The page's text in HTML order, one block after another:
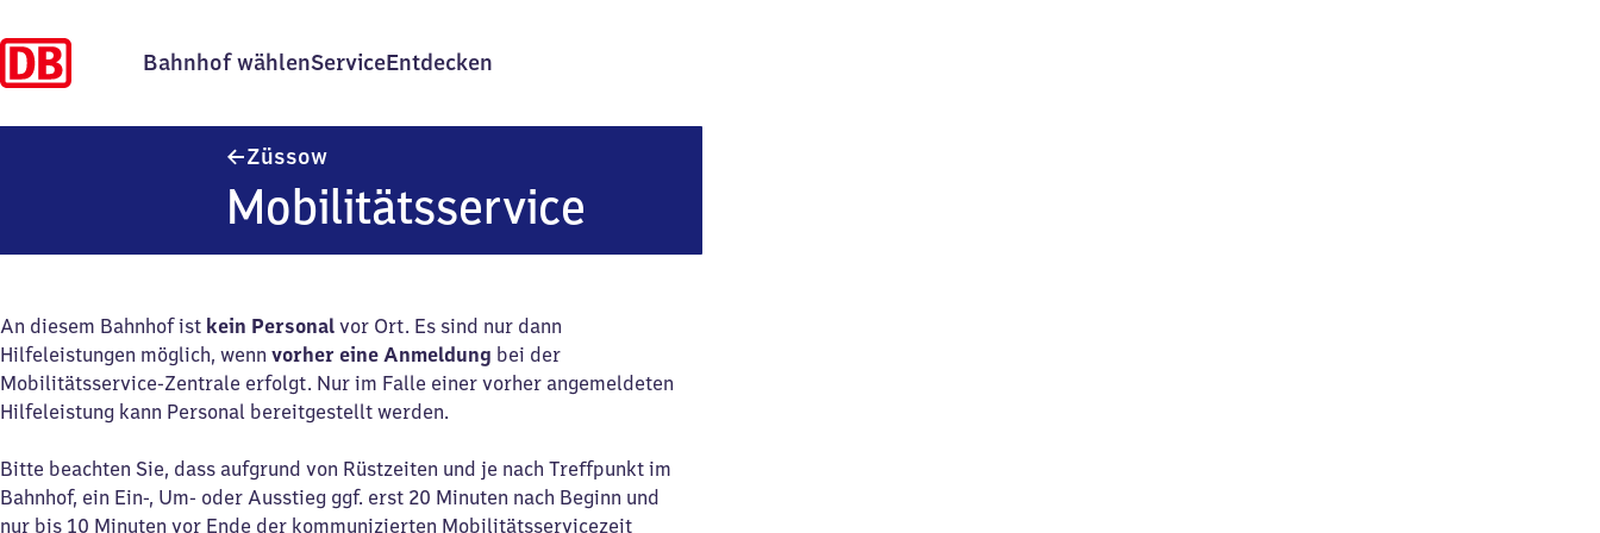
Bahnhof wählenServiceEntdecken
Züssow
Mobilitätsservice
An diesem Bahnhof ist kein Personal vor Ort. Es sind nur dann
Hilfeleistungen möglich, wenn vorher eine Anmeldung bei der
Mobilitätsservice-Zentrale erfolgt. Nur im Falle einer vorher angemeldeten
Hilfeleistung kann Personal bereitgestellt werden.
Bitte beachten Sie, dass aufgrund von Rüstzeiten und je nach Treffpunkt im
Bahnhof, ein Ein-, Um- oder Ausstieg ggf. erst 20 Minuten nach Beginn und
nur bis 10 Minuten vor Ende der kommunizierten Mobilitätsservicezeit